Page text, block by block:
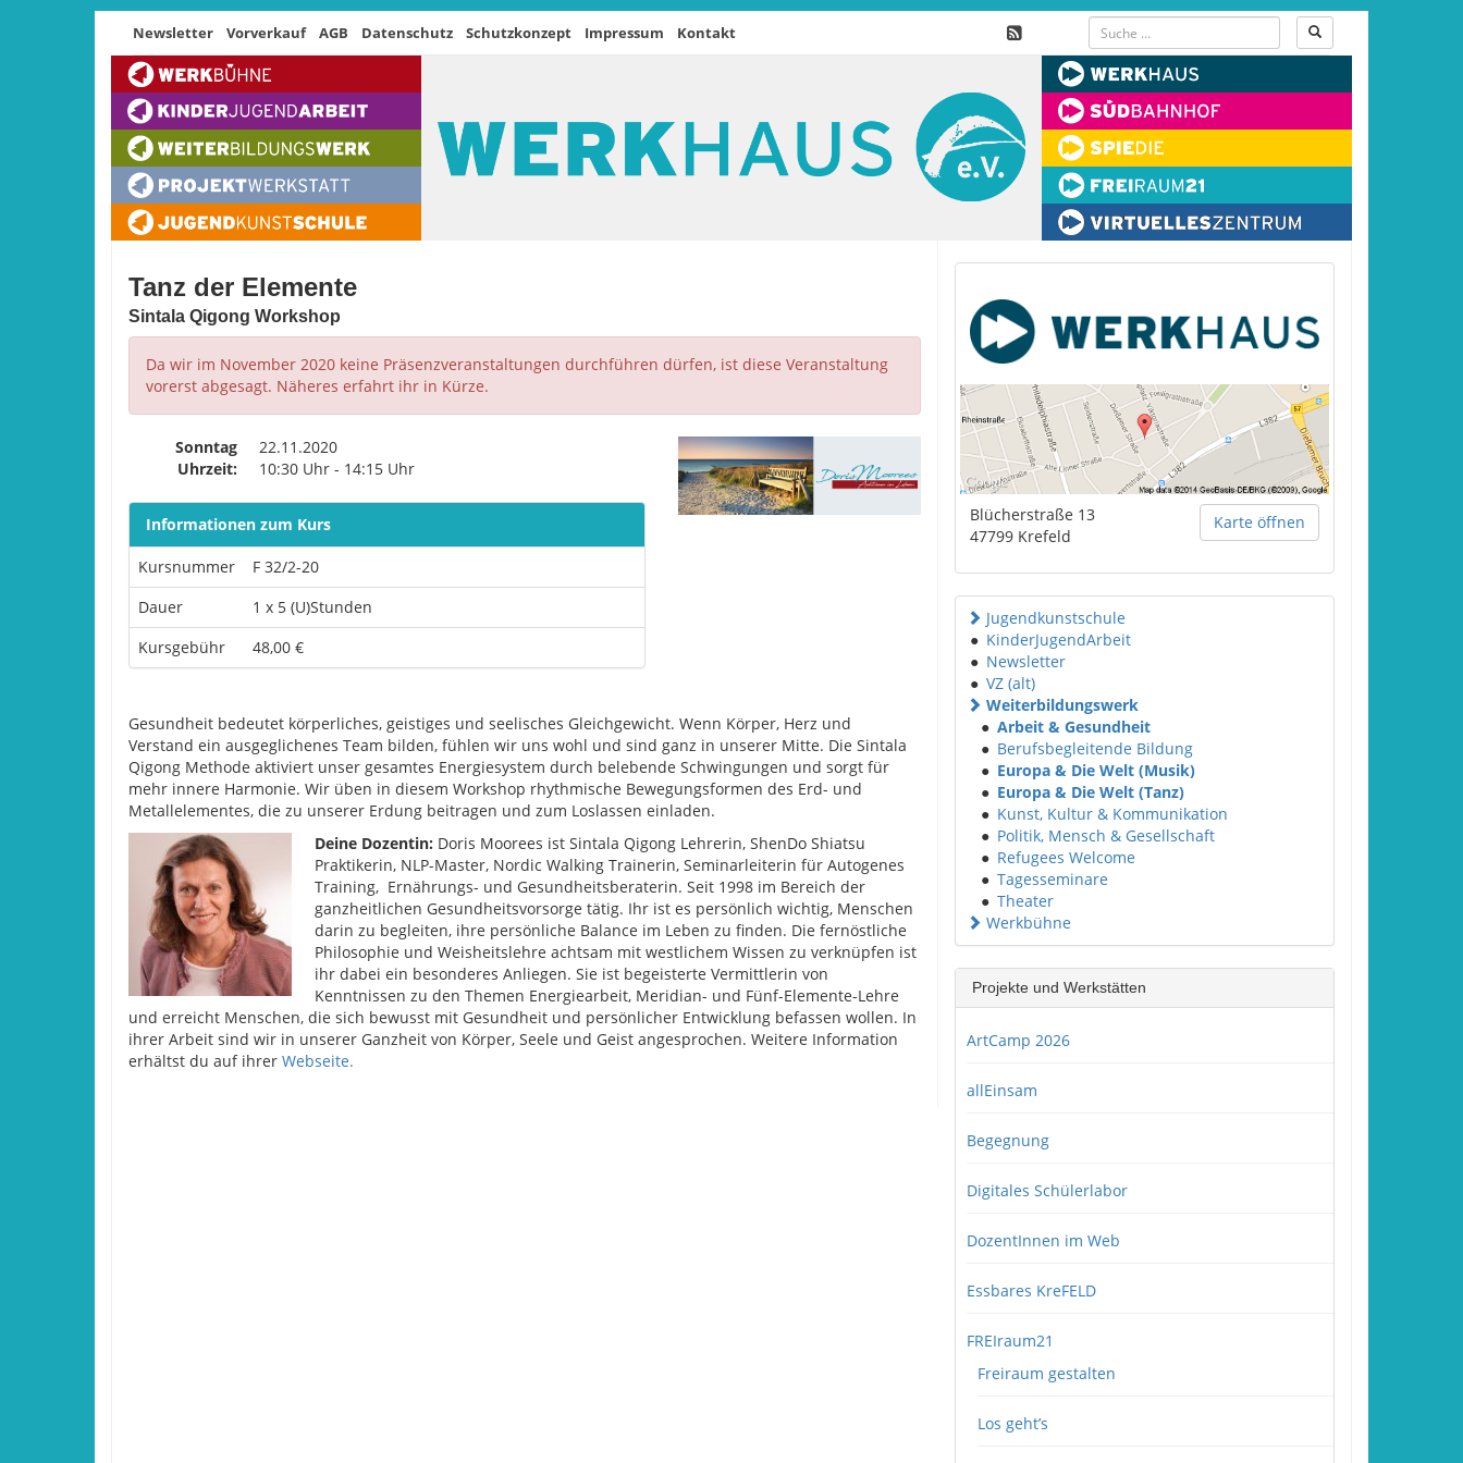
Newsletter Vorverkauf AGB Datenschutz Schutzkonzept Impressum Kontakt
Tanz der Elemente
Sintala Qigong Workshop
Da wir im November 2020 keine Präsenzveranstaltungen durchführen dürfen, ist diese Veranstaltung
vorerst abgesagt. Näheres erfahrt ihr in Kürze.
Sonntag
22.11.2020
Uhrzeit:
10:30 Uhr - 14:15 Uhr
Informationen zum Kurs
Kursnummer
F 32/2-20
Dauer
1 x 5 (U)Stunden
Kursgebühr
48,00 €
Gesundheit bedeutet körperliches, geistiges und seelisches Gleichgewicht. Wenn Körper, Herz und
Verstand ein ausgeglichenes Team bilden, fühlen wir uns wohl und sind ganz in unserer Mitte. Die Sintala
Qigong Methode aktiviert unser gesamtes Energiesystem durch belebende Schwingungen und sorgt für
mehr innere Harmonie. Wir üben in diesem Workshop rhythmische Bewegungsformen des Erd- und
Metallelementes, die zu unserer Erdung beitragen und zum Loslassen einladen.
Deine Dozentin: Doris Moorees ist Sintala Qigong Lehrerin, ShenDo Shiatsu
Praktikerin, NLP-Master, Nordic Walking Trainerin, Seminarleiterin für Autogenes
Training, Ernährungs- und Gesundheitsberaterin. Seit 1998 im Bereich der
ganzheitlichen Gesundheitsvorsorge tätig. Ihr ist es persönlich wichtig, Menschen
darin zu begleiten, ihre persönliche Balance im Leben zu finden. Die fernöstliche
Philosophie und Weisheitslehre achtsam mit westlichem Wissen zu verknüpfen ist
ihr dabei ein besonderes Anliegen. Sie ist begeisterte Vermittlerin von
Kenntnissen zu den Themen Energiearbeit, Meridian- und Fünf-Elemente-Lehre
und erreicht Menschen, die sich bewusst mit Gesundheit und persönlicher Entwicklung befassen wollen. In
ihrer Arbeit sind wir in unserer Ganzheit von Körper, Seele und Geist angesprochen. Weitere Information
erhältst du auf ihrer Webseite.
Karte öffnen
Blücherstraße 13
47799 Krefeld
Jugendkunstschule
● KinderJugendArbeit
● Newsletter
● VZ (alt)
Weiterbildungswerk
● Arbeit & Gesundheit
● Berufsbegleitende Bildung
● Europa & Die Welt (Musik)
● Europa & Die Welt (Tanz)
● Kunst, Kultur & Kommunikation
● Politik, Mensch & Gesellschaft
● Refugees Welcome
● Tagesseminare
● Theater
Werkbühne
Projekte und Werkstätten
ArtCamp 2026
allEinsam
Begegnung
Digitales Schülerlabor
DozentInnen im Web
Essbares KreFELD
FREIraum21
Freiraum gestalten
Los geht’s